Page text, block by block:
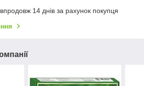
14 днів за рахунок покупця